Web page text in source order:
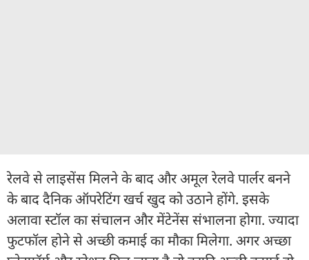
रेलवे से लाइसेंस मिलने के बाद और अमूल रेलवे पार्लर बनने
के बाद दैनिक ऑपरेटिंग खर्च खुद को उठाने होंगे. इसके
अलावा स्टॉल का संचालन और मेंटेनेंस संभालना होगा. ज्यादा
फुटफॉल होने से अच्छी कमाई का मौका मिलेगा. अगर अच्छा